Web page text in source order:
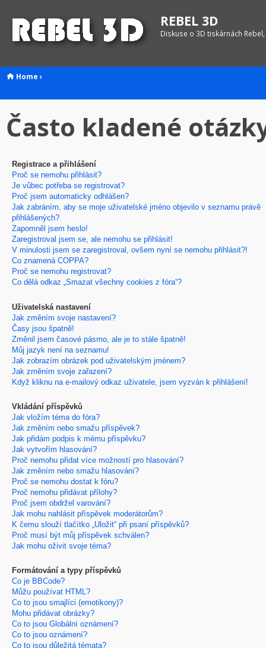
REBEL 3D
Diskuse o 3D tiskárnách
Home ‹
Často kladené
Registrace a přihlášení
Proč se nemohu přihlásit?
Je vůbec potřeba se registrovat?
Proč jsem automaticky odhlášen?
Jak zabráním, aby se moje uživatelské jméno objevilo v seznamu právě
přihlášených?
Zapomněl jsem heslo!
Zaregistroval jsem se, ale nemohu se přihlásit!
V minulosti jsem se zaregistroval, ovšem nyní se nemohu přihlásit?!
Co znamená COPPA?
Proč se nemohu registrovat?
Co dělá odkaz „Smazat všechny cookies z fóra“?
Uživatelská nastavení
Jak změním svoje nastavení?
Časy jsou špatně!
Změnil jsem časové pásmo, ale je to stále špatně!
Můj jazyk není na seznamu!
Jak zobrazím obrázek pod uživatelským jménem?
Jak změním svoje zařazení?
Když kliknu na e-mailový odkaz uživatele, jsem vyzván k přihlášení!
Vkládání příspěvků
Jak vložím téma do fóra?
Jak změním nebo smažu příspěvek?
Jak přidám podpis k mému příspěvku?
Jak vytvořím hlasování?
Proč nemohu přidat více možností pro hlasování?
Jak změním nebo smažu hlasování?
Proč se nemohu dostat k fóru?
Proč nemohu přidávat přílohy?
Proč jsem obdržel varování?
Jak mohu nahlásit příspěvek moderátorům?
K čemu slouží tlačítko „Uložit“ při psaní příspěvků?
Proč musí být můj příspěvek schválen?
Jak mohu oživit svoje téma?
Formátování a typy příspěvků
Co je BBCode?
Můžu používat HTML?
Co to jsou smajlíci (emotikony)?
Mohu přidávat obrázky?
Co to jsou Globální oznámení?
Co to jsou oznámení?
Co to jsou důležitá témata?